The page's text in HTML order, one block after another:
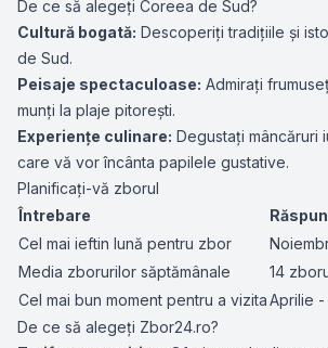
De ce să alegeți Coreea de Sud?
Cultură bogată: Descoperiți tradițiile și
de Sud.
Peisaje spectaculoase: Admirați
munți la plaje pitorești.
Experiențe culinare: Degustați mâncăruri
care vă vor încânta papilele gustative.
Planificați-vă zborul
Întrebare
Cel mai ieftin lună pentru zbor
Media zborurilor săptămânale
14
Cel mai bun moment pentru a vizitaAprilie -
De ce să alegeți Zbor24.ro?